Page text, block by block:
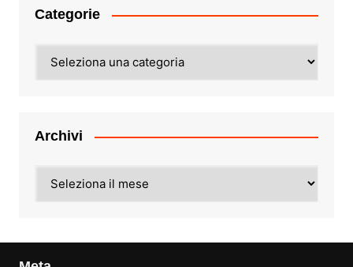
Categorie
Archivi